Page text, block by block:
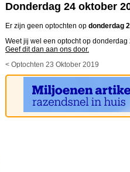
Donderdag 24 oktober
Er zijn geen optochten op donderdag
Weet jij wel een optocht op
Geef dit dan aan ons door.
< Optochten 23 Oktober 2019